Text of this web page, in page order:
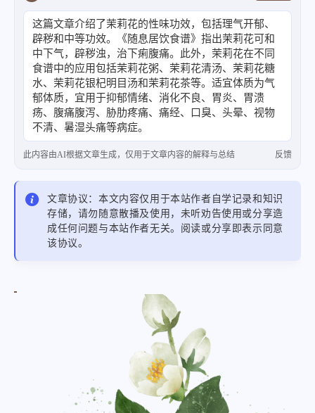
这篇文章介绍了茉莉花的性味功效，包括理气开郁、
辟秽和中等功效。《随息居饮食谱》指出茉莉花可和
中下气，辟秽浊，治下痢腹痛。此外，茉莉花在不同
食谱中的应用包括茉莉花粥、茉莉花清汤、茉莉花糖
水、茉莉花银杞明目汤和茉莉花茶等。适宜体质为气
郁体质，宜用于抑郁情绪、消化不良、胃炎、胃溃
疡、腹痛腹泻、胁肋疼痛、痛经、口臭、头晕、视物
不清、暑湿头痛等病症。
此内容由AI根据文章生成，仅用于文章内容的解释与总结 反馈
文章协议：本文内容仅用于本站作者自学记录和知识
存储，请勿随意散播及使用，未听劝告使用或分享造
成任何问题与本站作者无关。阅读或分享即表示同意
该协议。